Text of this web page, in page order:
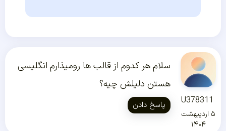
U378311
۵ اردیبهشت
۱۴۰۴
سلام هر کدوم از قالب ها رومیذارم انگلیسی
هستن دلیلش چیه؟
پاسخ دادن